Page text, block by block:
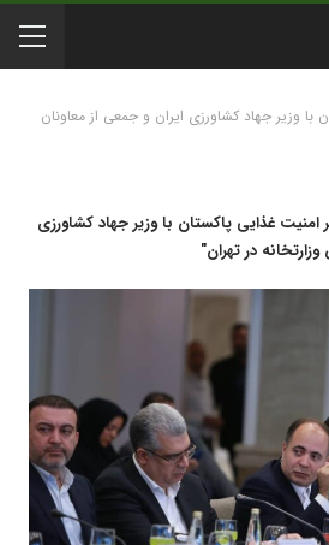
با وزیر جهاد کشاورزی ایران و جمعی از معاونان
امنیت غذایی پاکستان با وزیر جهاد کشاورزی
در تهران"